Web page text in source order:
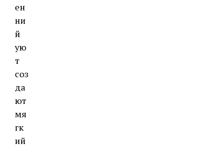
ен
ни
й
ую
т
соз
да
ют
мя
гк
ий